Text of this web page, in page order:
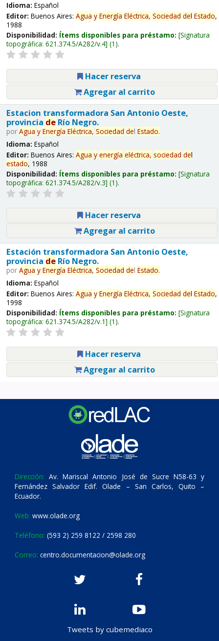
Idioma: Español
Editor: Buenos Aires: Agua y Energía Eléctrica, Sociedad del Estado,
1988
Disponibilidad: Ítems disponibles para préstamo: Signatura
topográfica: 621.374.5/A282/v.4 (1).
Hacer reserva
Agregar al carrito
Estacion transformadora San Antonio Oeste,
provincia deRío Negro.
por Agua y Energía Eléctrica, Sociedad del Estado.
Idioma: Español
Editor: Buenos Aires: Agua y energía eléctrica, sociedad del
estado, 1988
Disponibilidad: Ítems disponibles para préstamo: Signatura
topográfica: 621.374.5/A282/v.3 (1).
Hacer reserva
Agregar al carrito
Estación transformadora San Antonio Oeste,
provincia deRío Negro.
por Agua y Energía Eléctrica, Sociedad del Estado.
Idioma: Español
Editor: Buenos Aires: Agua y Energía Eléctrica, Sociedad del Estado,
1998
Disponibilidad: Ítems disponibles para préstamo: Signatura
topográfica: 621.374.5/A282/v.1 (1).
Hacer reserva
Agregar al carrito
Dirección: Av. Mariscal Antonio José de Sucre N58-63 y
Fernández Salvador Edif. Olade – San Carlos, Quito –
Ecuador.
Web: www.olade.org
Teléfono: (593 2) 259 8122 / 2598 280
Correo: centro.documentacion@olade.org
Tweets by cubemediaco